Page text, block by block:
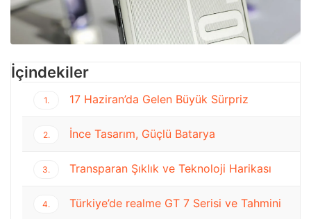
İçindekiler
1. 17 Haziran’da Gelen Büyük Sürpriz
2. İnce Tasarım, Güçlü Batarya
3. Transparan Şıklık ve Teknoloji Harikası
4.
Türkiye’de realme GT 7 Serisi ve Tahmini